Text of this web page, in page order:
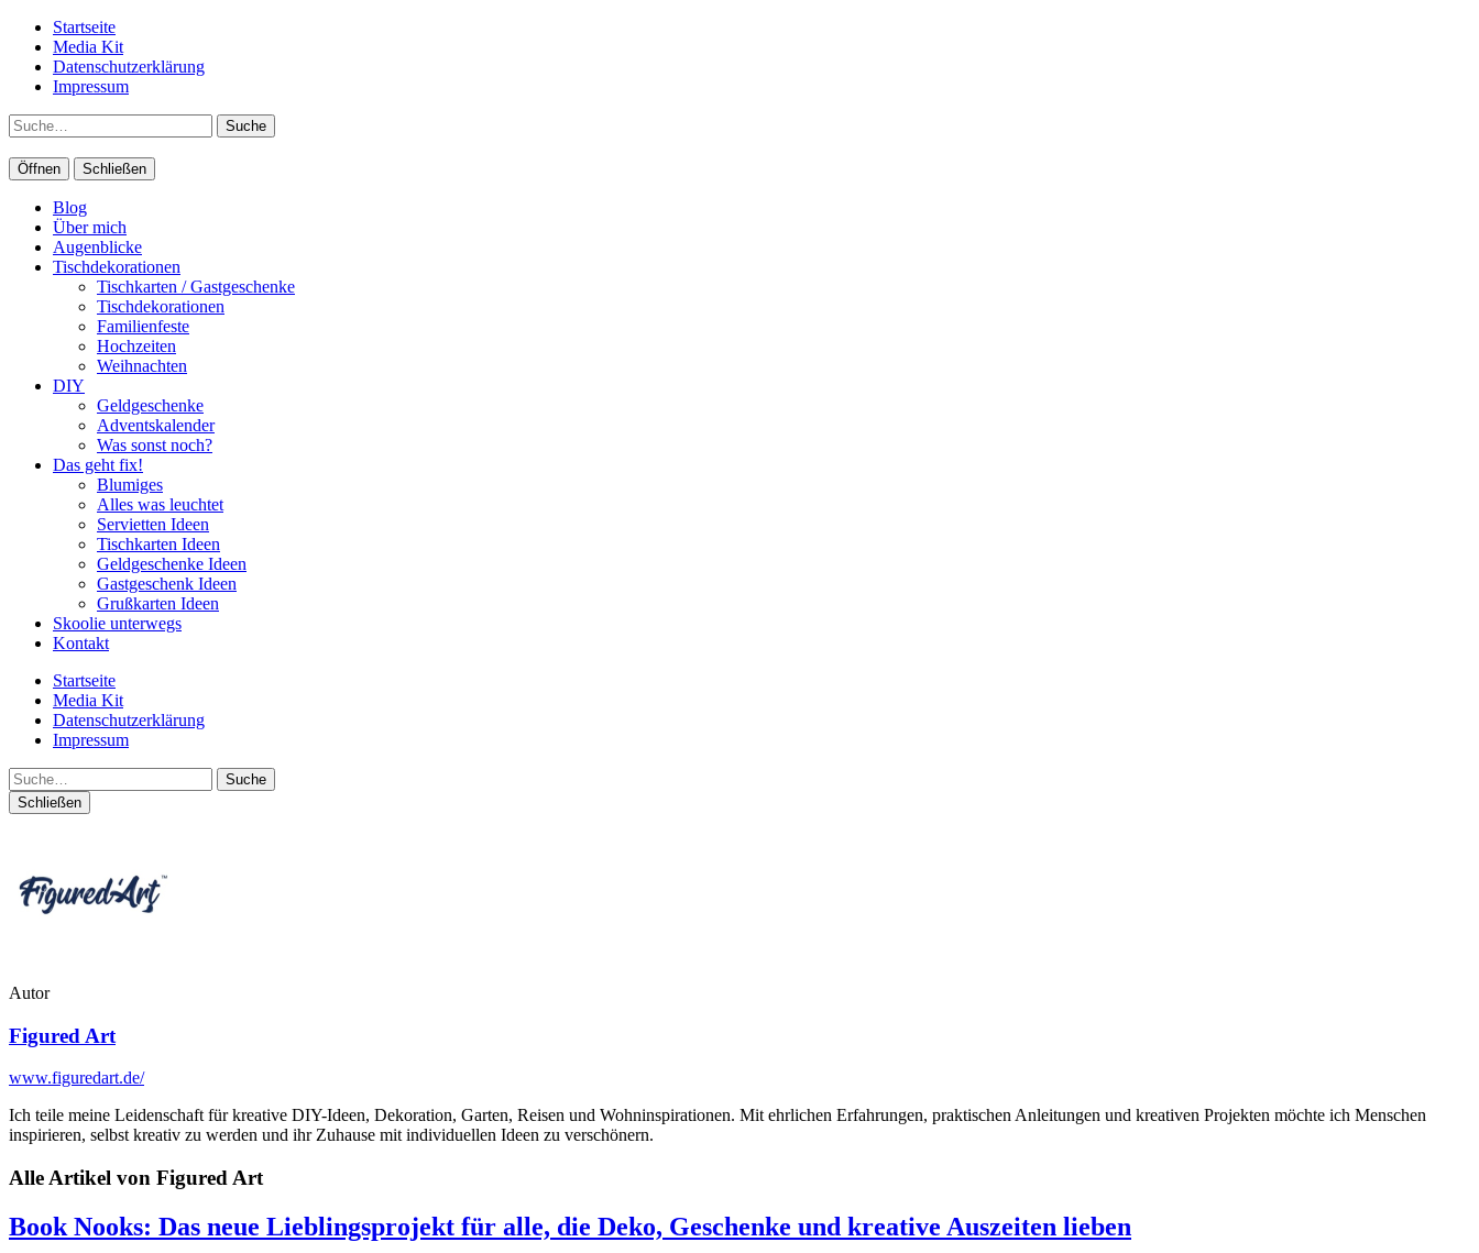
Startseite
Media Kit
Datenschutzerklärung
Impressum
Suche
Öffnen Schließen
Blog
Über mich
Augenblicke
Tischdekorationen
Tischkarten / Gastgeschenke
Tischdekorationen
Familienfeste
Hochzeiten
Weihnachten
DIY
Geldgeschenke
Adventskalender
Was sonst noch?
Das geht fix!
Blumiges
Alles was leuchtet
Servietten Ideen
Tischkarten Ideen
Geldgeschenke Ideen
Gastgeschenk Ideen
Grußkarten Ideen
Skoolie unterwegs
Kontakt
Startseite
Media Kit
Datenschutzerklärung
Impressum
Suche
Schließen
Autor
Figured Art
www.figuredart.de/
Ich teile meine Leidenschaft für kreative DIY-Ideen, Dekoration, Garten, Reisen und Wohninspirationen. Mit ehrlichen Erfahrungen, praktischen Anleitungen und kreativen Projekten möchte ich Menschen
inspirieren, selbst kreativ zu werden und ihr Zuhause mit individuellen Ideen zu verschönern.
Alle Artikel von Figured Art
Book Nooks: Das neue Lieblingsprojekt für alle, die Deko, Geschenke und kreative Auszeiten lieben